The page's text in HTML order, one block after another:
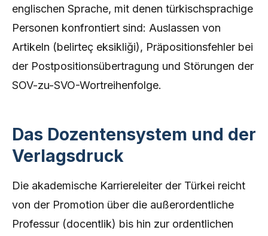
englischen Sprache, mit denen türkischsprachige
Personen konfrontiert sind: Auslassen von
Artikeln (belirteç eksikliği), Präpositionsfehler bei
der Postpositionsübertragung und Störungen der
SOV-zu-SVO-Wortreihenfolge.
Das Dozentensystem und der
Verlagsdruck
Die akademische Karriereleiter der Türkei reicht
von der Promotion über die außerordentliche
Professur (docentlik) bis hin zur ordentlichen